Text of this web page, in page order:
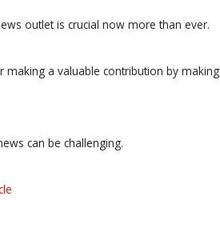
outlet is crucial now more than ever.
a valuable contribution by making
can be challenging.